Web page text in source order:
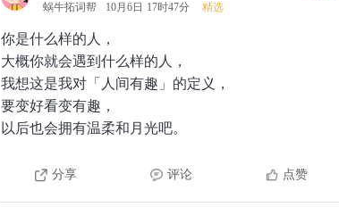
蜗牛拓词帮 10月6日 17时47分 精选
你是什么样的人，
大概你就会遇到什么样的人，
我想这是我对「人间有趣」的定义，
要变好看变有趣，
以后也会拥有温柔和月光吧。 ​​​
分享 评论 点赞